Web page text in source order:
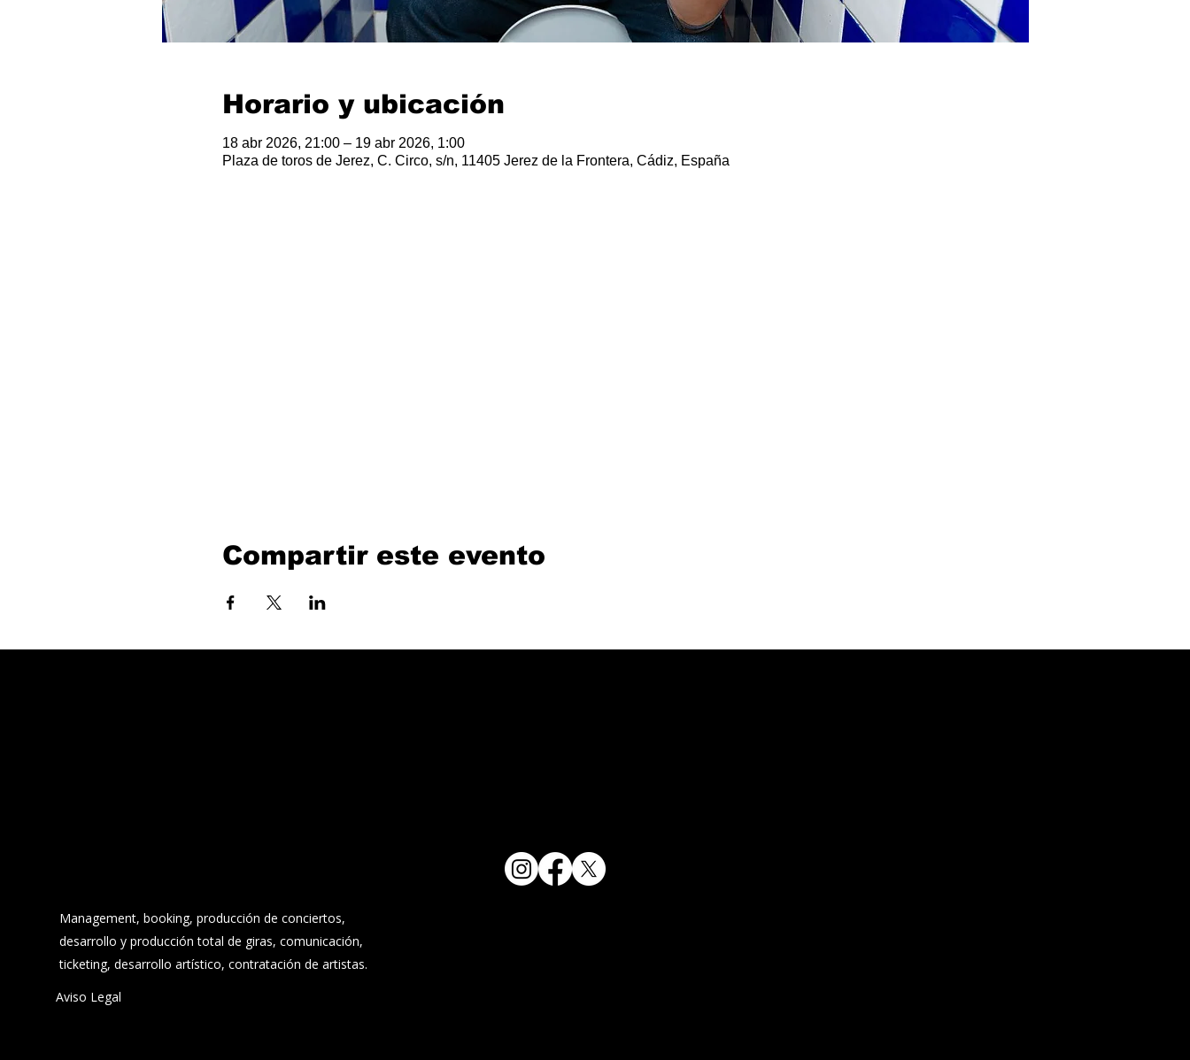
Horario y ubicación
18 abr 2026, 21:00 – 19 abr 2026, 1:00
Plaza de toros de Jerez, C. Circo, s/n, 11405 Jerez de la Frontera, Cádiz, España
Compartir este evento
Management, booking, producción de conciertos,
desarrollo y producción total de giras, comunicación,
ticketing, desarrollo artístico, contratación de artistas.
Aviso Legal